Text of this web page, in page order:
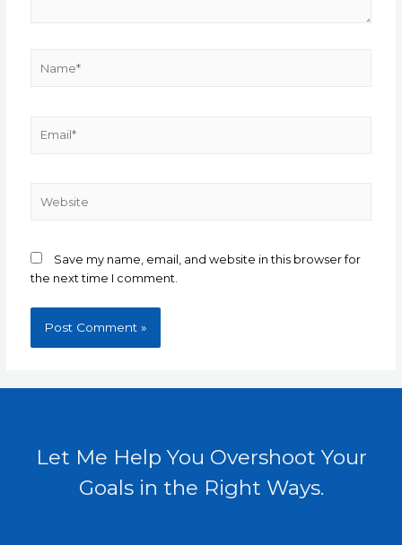
Save my name, email, and website in this browser for
the next time I comment.
Let Me Help You Overshoot Your
Goals in the Right Ways.